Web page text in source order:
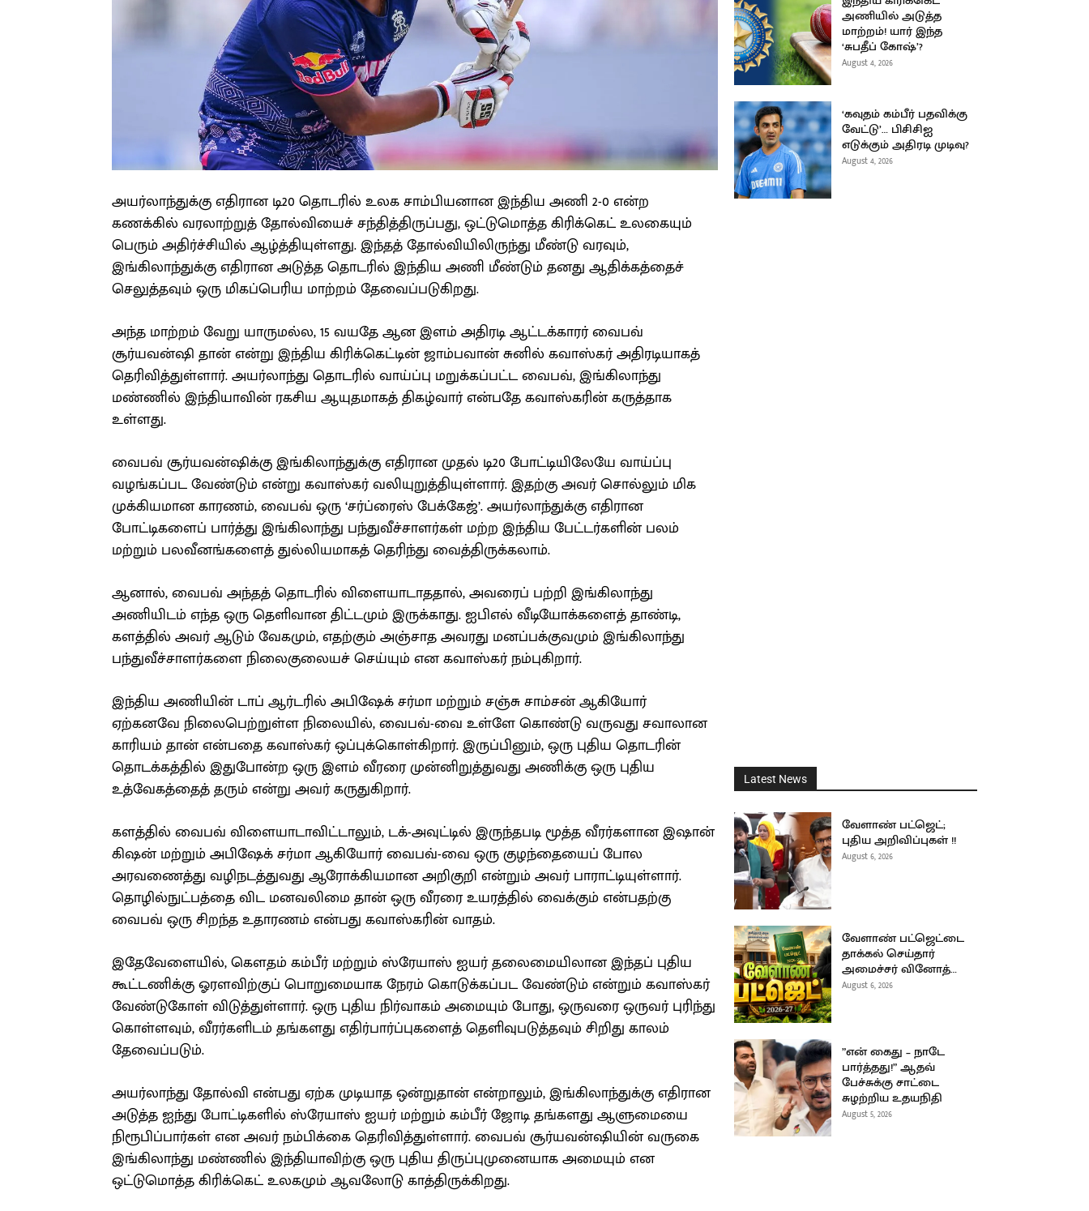
அயர்லாந்துக்கு எதிரான டி20 தொடரில் உலக சாம்பியனான இந்திய அணி 2-0 என்ற
கணக்கில் வரலாற்றுத் தோல்வியைச் சந்தித்திருப்பது, ஒட்டுமொத்த கிரிக்கெட் உலகையும்
பெரும் அதிர்ச்சியில் ஆழ்த்தியுள்ளது. இந்தத் தோல்வியிலிருந்து மீண்டு வரவும்,
இங்கிலாந்துக்கு எதிரான அடுத்த தொடரில் இந்திய அணி மீண்டும் தனது ஆதிக்கத்தைச்
செலுத்தவும் ஒரு மிகப்பெரிய மாற்றம் தேவைப்படுகிறது.
அந்த மாற்றம் வேறு யாருமல்ல, 15 வயதே ஆன இளம் அதிரடி ஆட்டக்காரர் வைபவ்
சூர்யவன்ஷி தான் என்று இந்திய கிரிக்கெட்டின் ஜாம்பவான் சுனில் கவாஸ்கர் அதிரடியாகத்
தெரிவித்துள்ளார். அயர்லாந்து தொடரில் வாய்ப்பு மறுக்கப்பட்ட வைபவ், இங்கிலாந்து
மண்ணில் இந்தியாவின் ரகசிய ஆயுதமாகத் திகழ்வார் என்பதே கவாஸ்கரின் கருத்தாக
உள்ளது.
வைபவ் சூர்யவன்ஷிக்கு இங்கிலாந்துக்கு எதிரான முதல் டி20 போட்டியிலேயே வாய்ப்பு
வழங்கப்பட வேண்டும் என்று கவாஸ்கர் வலியுறுத்தியுள்ளார். இதற்கு அவர் சொல்லும் மிக
முக்கியமான காரணம், வைபவ் ஒரு ‘சர்ப்ரைஸ் பேக்கேஜ்’. அயர்லாந்துக்கு எதிரான
போட்டிகளைப் பார்த்து இங்கிலாந்து பந்துவீச்சாளர்கள் மற்ற இந்திய பேட்டர்களின் பலம்
மற்றும் பலவீனங்களைத் துல்லியமாகத் தெரிந்து வைத்திருக்கலாம்.
ஆனால், வைபவ் அந்தத் தொடரில் விளையாடாததால், அவரைப் பற்றி இங்கிலாந்து
அணியிடம் எந்த ஒரு தெளிவான திட்டமும் இருக்காது. ஐபிஎல் வீடியோக்களைத் தாண்டி,
களத்தில் அவர் ஆடும் வேகமும், எதற்கும் அஞ்சாத அவரது மனப்பக்குவமும் இங்கிலாந்து
பந்துவீச்சாளர்களை நிலைகுலையச் செய்யும் என கவாஸ்கர் நம்புகிறார்.
இந்திய அணியின் டாப் ஆர்டரில் அபிஷேக் சர்மா மற்றும் சஞ்சு சாம்சன் ஆகியோர்
ஏற்கனவே நிலைபெற்றுள்ள நிலையில், வைபவ்-வை உள்ளே கொண்டு வருவது சவாலான
காரியம் தான் என்பதை கவாஸ்கர் ஒப்புக்கொள்கிறார். இருப்பினும், ஒரு புதிய தொடரின்
தொடக்கத்தில் இதுபோன்ற ஒரு இளம் வீரரை முன்னிறுத்துவது அணிக்கு ஒரு புதிய
உத்வேகத்தைத் தரும் என்று அவர் கருதுகிறார்.
களத்தில் வைபவ் விளையாடாவிட்டாலும், டக்-அவுட்டில் இருந்தபடி மூத்த வீரர்களான இஷான்
கிஷன் மற்றும் அபிஷேக் சர்மா ஆகியோர் வைபவ்-வை ஒரு குழந்தையைப் போல
அரவணைத்து வழிநடத்துவது ஆரோக்கியமான அறிகுறி என்றும் அவர் பாராட்டியுள்ளார்.
தொழில்நுட்பத்தை விட மனவலிமை தான் ஒரு வீரரை உயரத்தில் வைக்கும் என்பதற்கு
வைபவ் ஒரு சிறந்த உதாரணம் என்பது கவாஸ்கரின் வாதம்.
இதேவேளையில், கௌதம் கம்பீர் மற்றும் ஸ்ரேயாஸ் ஐயர் தலைமையிலான இந்தப் புதிய
கூட்டணிக்கு ஓரளவிற்குப் பொறுமையாக நேரம் கொடுக்கப்பட வேண்டும் என்றும் கவாஸ்கர்
வேண்டுகோள் விடுத்துள்ளார். ஒரு புதிய நிர்வாகம் அமையும் போது, ஒருவரை ஒருவர் புரிந்து
கொள்ளவும், வீரர்களிடம் தங்களது எதிர்பார்ப்புகளைத் தெளிவுபடுத்தவும் சிறிது காலம்
தேவைப்படும்.
அயர்லாந்து தோல்வி என்பது ஏற்க முடியாத ஒன்றுதான் என்றாலும், இங்கிலாந்துக்கு எதிரான
அடுத்த ஐந்து போட்டிகளில் ஸ்ரேயாஸ் ஐயர் மற்றும் கம்பீர் ஜோடி தங்களது ஆளுமையை
நிரூபிப்பார்கள் என அவர் நம்பிக்கை தெரிவித்துள்ளார். வைபவ் சூர்யவன்ஷியின் வருகை
இங்கிலாந்து மண்ணில் இந்தியாவிற்கு ஒரு புதிய திருப்புமுனையாக அமையும் என
ஒட்டுமொத்த கிரிக்கெட் உலகமும் ஆவலோடு காத்திருக்கிறது.
அணியில் அடுத்த
மாற்றம்! யார் இந்த
‘சுபதீப் கோஷ்’?
August 4, 2026
‘கவுதம் கம்பீர் பதவிக்கு
வேட்டு’… பிசிசிஐ
எடுக்கும் அதிரடி முடிவு?
August 4, 2026
Latest News
வேளாண் பட்ஜெட்;
புதிய அறிவிப்புகள் !!
August 6, 2026
வேளாண் பட்ஜெட்டை
தாக்கல் செய்தார்
அமைச்சர் வினோத்…
August 6, 2026
”என் கைது – நாடே
பார்த்தது!” ஆதவ்
பேச்சுக்கு சாட்டை
சுழற்றிய உதயநிதி
August 5, 2026